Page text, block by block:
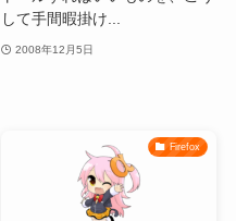
して手間暇掛け...
2008年12月5日
Firefox